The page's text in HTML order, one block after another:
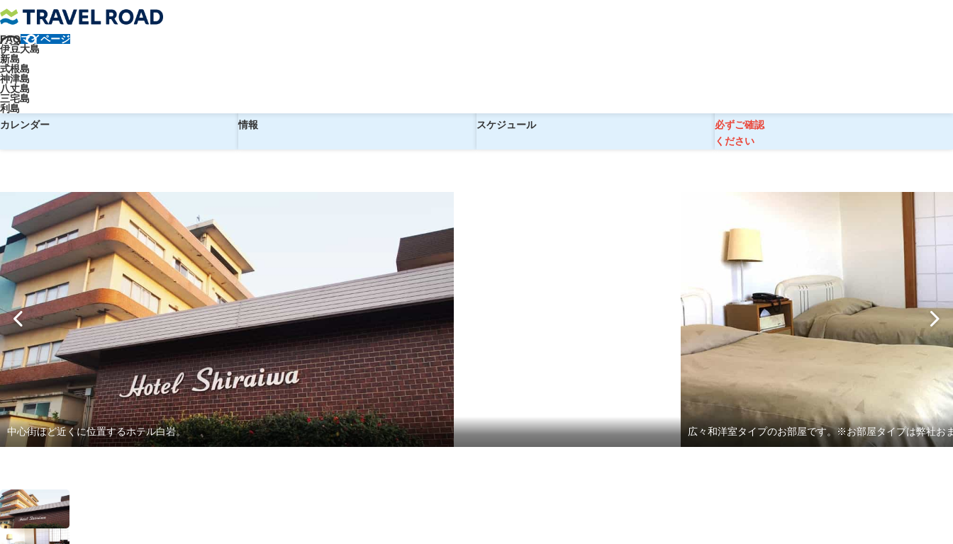
FAQマイページ
伊豆大島
新島
式根島
神津島
八丈島
三宅島
利島
トラベルロード
【東京・竹芝発】往復大型客船で行く！ホテル白岩《食事なし》【現地1泊】
予約
カレンダー
情報
スケジュール
必ずご確認
ください
中心街ほど近くに位置するホテル白岩。 広々和洋室タイプのお部屋です。※お部屋タイプは弊社お